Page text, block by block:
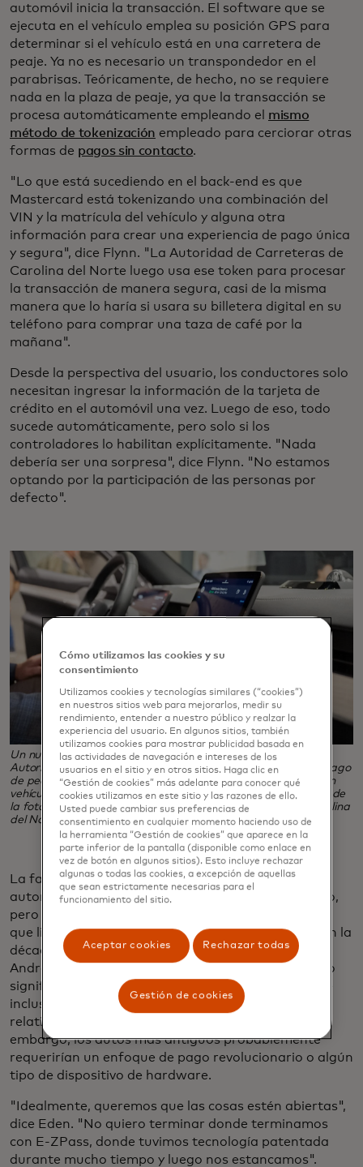
automóvil inicia la transacción. El software que se
ejecuta en el vehículo emplea su posición GPS para
determinar si el vehículo está en una carretera de
peaje. Ya no es necesario un transpondedor en el
parabrisas. Teóricamente, de hecho, no se requiere
nada en la plaza de peaje, ya que la transacción se
procesa automáticamente empleando el mismo
método de tokenización empleado para cerciorar otras
formas de pagos sin contacto.
"Lo que está sucediendo en el back-end es que
Mastercard está tokenizando una combinación del
VIN y la matrícula del vehículo y alguna otra
información para crear una experiencia de pago única
y segura", dice Flynn. "La Autoridad de Carreteras de
Carolina del Norte luego usa ese token para procesar
la transacción de manera segura, casi de la misma
manera que lo haría si usara su billetera digital en su
teléfono para comprar una taza de café por la
mañana".
Desde la perspectiva del usuario, los conductores solo
necesitan ingresar la información de la tarjeta de
crédito en el automóvil una vez. Luego de eso, todo
sucede automáticamente, pero solo si los
controladores lo habilitan explícitamente. "Nada
debería ser una sorpresa", dice Flynn. "No estamos
optando por la participación de las personas por
defecto".
Un nuevo programa piloto de Mastercard, Volvo Cars y la
Autoridad de Autopistas de Carolina del Norte probará el pago
de peajes directamente con tarjetas de pago registradas en
vehículos Volvo, sin necesidad de transpondedores. (Crédito de
la foto: Katy Warner/Departamento de Transporte de Carolina
del Norte)
La falta de un transpondedor significa que cada
automóvil necesitará algún software personalizado,
pero J.J. Eden, el director ejecutivo de la autoridad
que literalmente escribió las reglas para EZ-Pass en la
década de 1980, dice que el soporte de Volvo para
Android Automotive y el software de código abierto
significa que portar esta tecnología de un modelo e
incluso una marca a la siguiente debería ser
relativamente fácil para los automóvil nuevos. Sin
embargo, los autos más antiguos probablemente
requerirían un enfoque de pago revolucionario o algún
tipo de dispositivo de hardware.
"Idealmente, queremos que las cosas estén abiertas",
dice Eden. "No quiero terminar donde terminamos
con E-ZPass, donde tuvimos tecnología patentada
durante mucho tiempo y luego nos estancamos".
Cómo utilizamos las cookies y su
consentimiento
Utilizamos cookies y tecnologías similares (“cookies”)
en nuestros sitios web para mejorarlos, medir su
rendimiento, entender a nuestro público y realzar la
experiencia del usuario. En algunos sitios, también
utilizamos cookies para mostrar publicidad basada en
las actividades de navegación e intereses de los
usuarios en el sitio y en otros sitios. Haga clic en
“Gestión de cookies” más adelante para conocer qué
cookies utilizamos en este sitio y las razones de ello.
Usted puede cambiar sus preferencias de
consentimiento en cualquier momento haciendo uso de
la herramienta “Gestión de cookies” que aparece en la
parte inferior de la pantalla (disponible como enlace en
vez de botón en algunos sitios). Esto incluye rechazar
algunas o todas las cookies, a excepción de aquellas
que sean estrictamente necesarias para el
funcionamiento del sitio.
Aceptar cookies Rechazar todas
Gestión de cookies